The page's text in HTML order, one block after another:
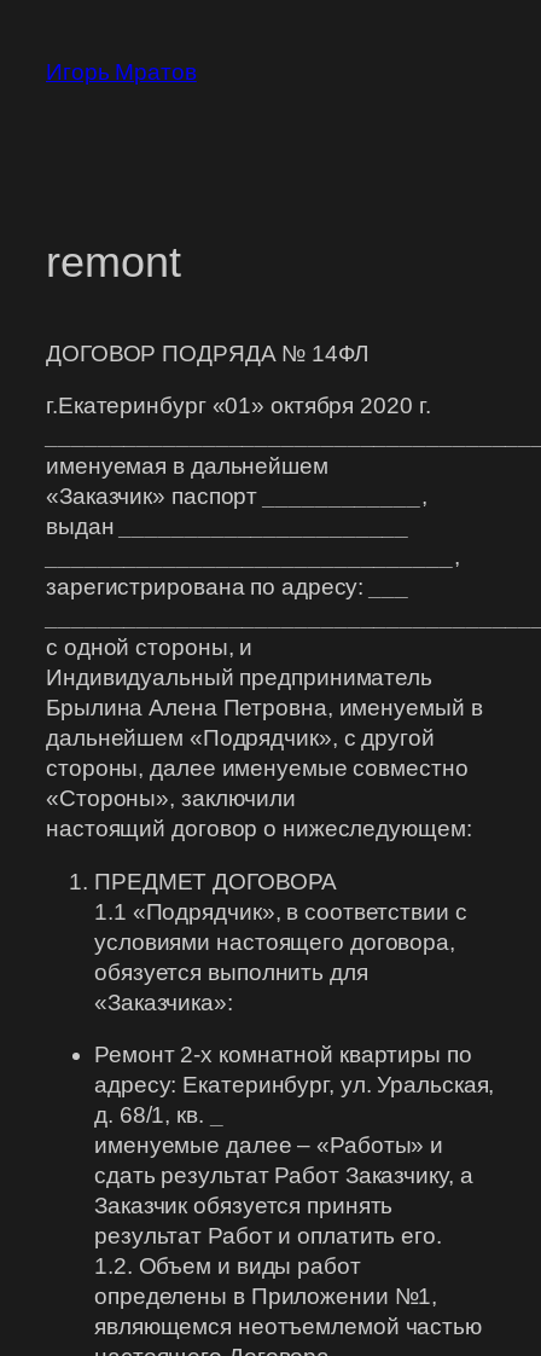
содержимому
Игорь Мратов
remont
ДОГОВОР ПОДРЯДА № 14ФЛ
г.Екатеринбург «01» октября 2020 г.
именуемая в дальнейшем
«Заказчик» паспорт
,
выдан
,
зарегистрирована по адресу:
с одной стороны, и
Индивидуальный предприниматель
Брылина Алена Петровна, именуемый в
дальнейшем «Подрядчик», с другой
стороны, далее именуемые совместно
«Стороны», заключили
настоящий договор о нижеследующем:
ПРЕДМЕТ ДОГОВОРА
1.1 «Подрядчик», в соответствии с
условиями настоящего договора,
обязуется выполнить для
«Заказчика»:
Ремонт 2-х комнатной квартиры по
адресу: Екатеринбург, ул. Уральская,
д. 68/1, кв.
именуемые далее – «Работы» и
сдать результат Работ Заказчику, а
Заказчик обязуется принять
результат Работ и оплатить его.
1.2. Объем и виды работ
определены в Приложении №1,
являющемся неотъемлемой частью